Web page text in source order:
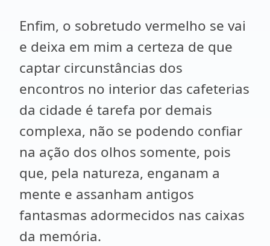
Enfim, o sobretudo vermelho se vai
e deixa em mim a certeza de que
captar circunstâncias dos
encontros no interior das cafeterias
da cidade é tarefa por demais
complexa, não se podendo confiar
na ação dos olhos somente, pois
que, pela natureza, enganam a
mente e assanham antigos
fantasmas adormecidos nas caixas
da memória.